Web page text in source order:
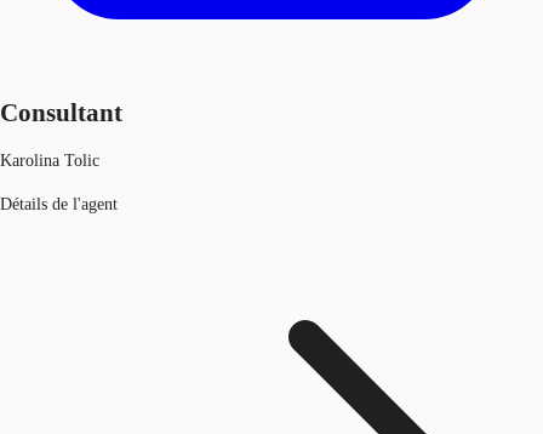
Consultant
Karolina Tolic
Détails de l'agent